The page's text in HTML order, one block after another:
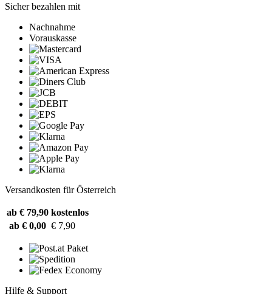
Sicher bezahlen mit
Nachnahme
Vorauskasse
Versandkosten für Österreich
ab € 79,90 kostenlos
ab € 0,00 € 7,90
Hilfe & Support